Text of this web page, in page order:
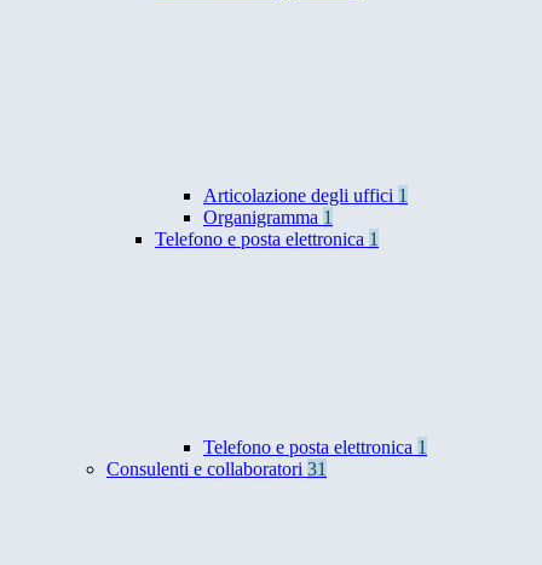
Articolazione degli uffici 1
Organigramma 1
Telefono e posta elettronica 1
Telefono e posta elettronica 1
Consulenti e collaboratori 31